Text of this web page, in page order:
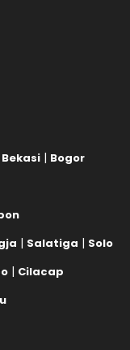
Bekasi | Bogor
| Salatiga | Solo
| Cilacap